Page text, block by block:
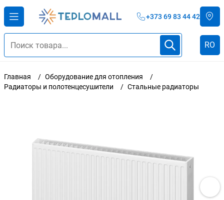
+373 69 83 44 42
RO
Главная
Оборудование для отопления
Радиаторы и полотенцесушители
Стальные радиаторы